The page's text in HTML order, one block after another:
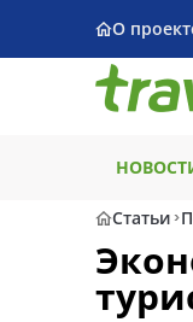
О
Статьи